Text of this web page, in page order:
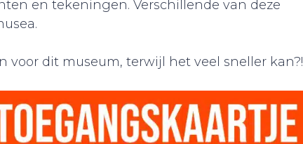
en tekeningen. Verschillende van deze
voor dit museum, terwijl het veel sneller kan?!